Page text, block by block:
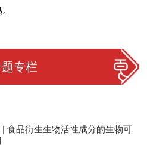
专栏
食品衍生生物活性成分的生物可